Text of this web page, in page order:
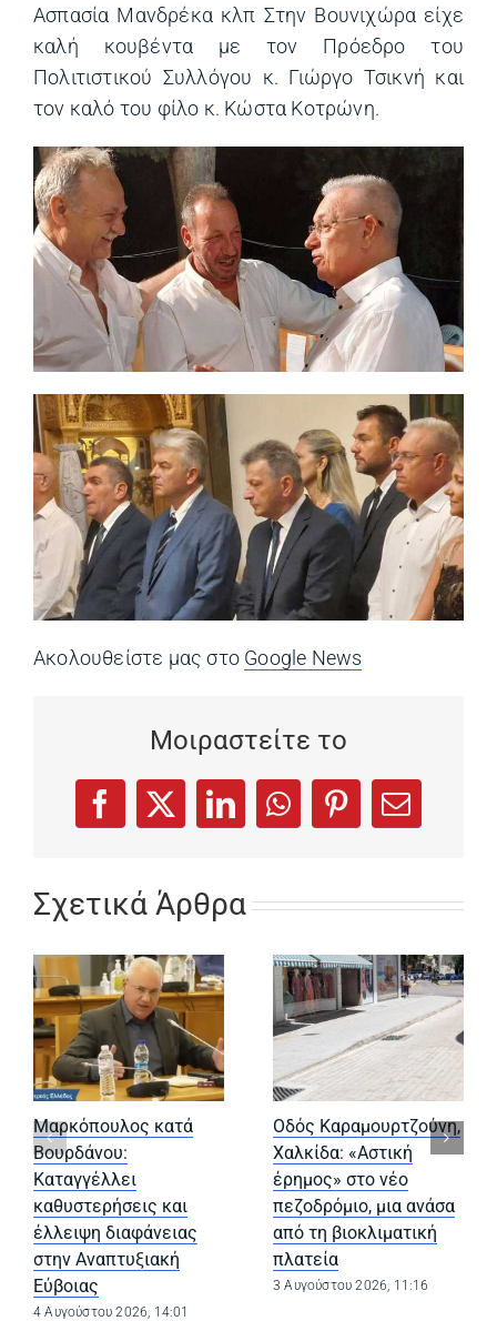
Ασπασία Μανδρέκα κλπ Στην Βουνιχώρα είχε
καλή κουβέντα με τον Πρόεδρο του
Πολιτιστικού Συλλόγου κ. Γιώργο Τσικνή και
τον καλό του φίλο κ. Κώστα Κοτρώνη.
Ακολουθείστε μας στο Google News
Μοιραστείτε το
Facebook
(opens in a new tab)
X
(opens in a new tab)
LinkedIn
(opens in a new tab)
WhatsApp
(opens in a new tab)
Pinterest
(opens in a
Email
Σχετικά Άρθρα
Μαρκόπουλος κατά
Βουρδάνου:
Καταγγέλλει
καθυστερήσεις και
έλλειψη διαφάνειας
στην Αναπτυξιακή
Εύβοιας
4 Αυγούστου 2026, 14:01
Οδός Καραμουρτζούνη,
Χαλκίδα: «Αστική
έρημος» στο νέο
πεζοδρόμιο, μια ανάσα
από τη βιοκλιματική
πλατεία
3 Αυγούστου 2026, 11:16